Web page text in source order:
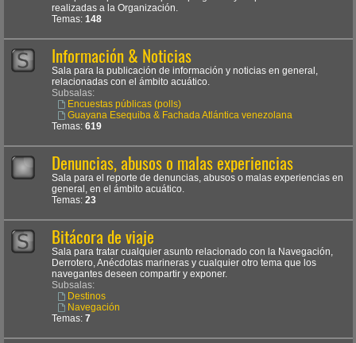
realizadas a la Organización.
Temas: 148
Información & Noticias
Sala para la publicación de información y noticias en general,
relacionadas con el ámbito acuático.
Subsalas:
Encuestas públicas (polls)
Guayana Esequiba & Fachada Atlántica venezolana
Temas: 619
Denuncias, abusos o malas experiencias
Sala para el reporte de denuncias, abusos o malas experiencias en
general, en el ámbito acuático.
Temas: 23
Bitácora de viaje
Sala para tratar cualquier asunto relacionado con la Navegación,
Derrotero, Anécdotas marineras y cualquier otro tema que los
navegantes deseen compartir y exponer.
Subsalas:
Destinos
Navegación
Temas: 7